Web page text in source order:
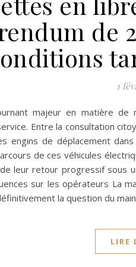
de
1
majeur en matière
Entre la consultation
engins de déplacement
de ces véhicules
leur retour progressif sous
sur les opérateurs La
la question du
LIRE